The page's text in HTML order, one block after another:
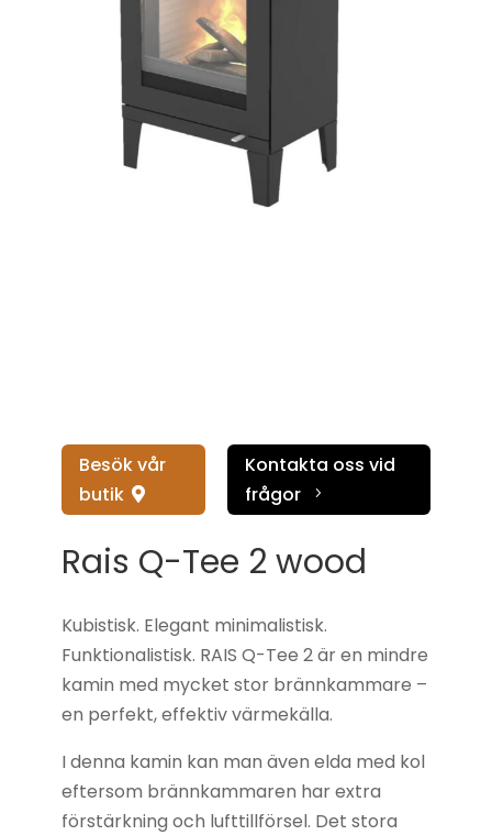
Besök vår
butik 
Kontakta oss vid
frågor
5
Rais Q-Tee 2 wood
Kubistisk. Elegant minimalistisk.
Funktionalistisk. RAIS Q-Tee 2 är en mindre
kamin med mycket stor brännkammare –
en perfekt, effektiv värmekälla.
I denna kamin kan man även elda med kol
eftersom brännkammaren har extra
förstärkning och lufttillförsel. Det stora